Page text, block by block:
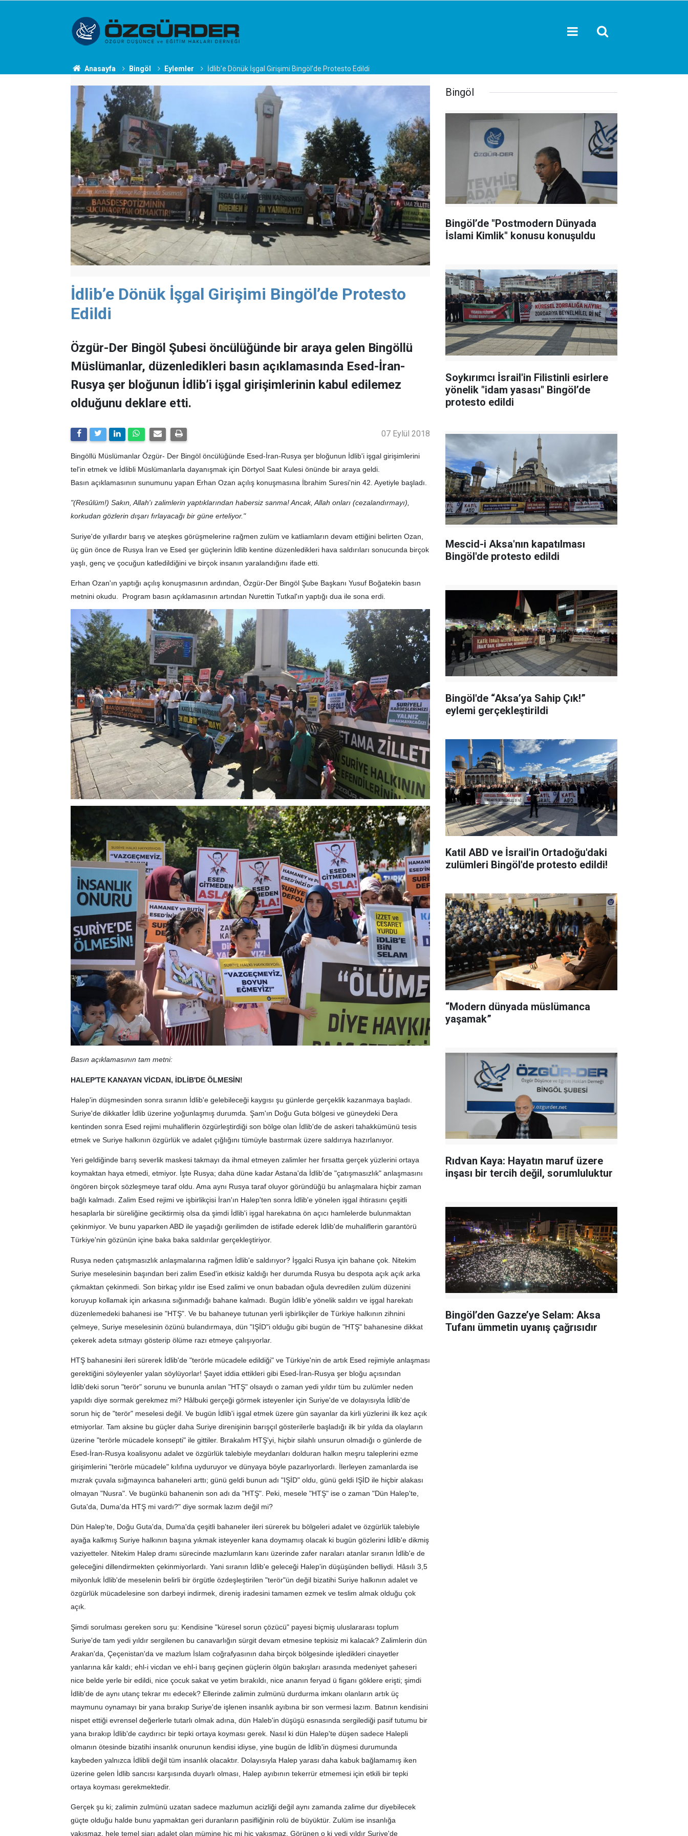
Anasayfa Bingöl Eylemler İdlib’e Dönük İşgal Girişimi Bingöl’de Protesto Edildi
İdlib’e Dönük İşgal Girişimi Bingöl’de Protesto
Edildi
Özgür-Der Bingöl Şubesi öncülüğünde bir araya gelen Bingöllü
Müslümanlar, düzenledikleri basın açıklamasında Esed-İran-
Rusya şer bloğunun İdlib’i işgal girişimlerinin kabul edilemez
olduğunu deklare etti.
07 Eylül 2018
Bingöllü Müslümanlar Özgür- Der Bingöl öncülüğünde Esed-İran-Rusya şer bloğunun İdlib'i işgal girişimlerini
tel'in etmek ve İdlibli Müslümanlarla dayanışmak için Dörtyol Saat Kulesi önünde bir araya geldi.
Basın açıklamasının sunumunu yapan Erhan Ozan açılış konuşmasına İbrahim Suresi'nin 42. Ayetiyle başladı.
"(Resûlüm!) Sakın, Allah'ı zalimlerin yaptıklarından habersiz sanma! Ancak, Allah onları (cezalandırmayı),
korkudan gözlerin dışarı fırlayacağı bir güne erteliyor."
Suriye'de yıllardır barış ve ateşkes görüşmelerine rağmen zulüm ve katliamların devam ettiğini belirten Ozan,
üç gün önce de Rusya İran ve Esed şer güçlerinin İdlib kentine düzenledikleri hava saldırıları sonucunda birçok
yaşlı, genç ve çocuğun katledildiğini ve birçok insanın yaralandığını ifade etti.
Erhan Ozan'ın yaptığı açılış konuşmasının ardından, Özgür-Der Bingöl Şube Başkanı Yusuf Boğatekin basın
metnini okudu. Program basın açıklamasının artından Nurettin Tutkal'ın yaptığı dua ile sona erdi.
Basın açıklamasının tam metni:
HALEP'TE KANAYAN VİCDAN, İDLİB'DE ÖLMESİN!
Halep'in düşmesinden sonra sıranın İdlib'e gelebileceği kaygısı şu günlerde gerçeklik kazanmaya başladı.
Suriye'de dikkatler İdlib üzerine yoğunlaşmış durumda. Şam'ın Doğu Guta bölgesi ve güneydeki Dera
kentinden sonra Esed rejimi muhaliflerin özgürleştirdiği son bölge olan İdlib'de de askeri tahakkümünü tesis
etmek ve Suriye halkının özgürlük ve adalet çığlığını tümüyle bastırmak üzere saldırıya hazırlanıyor.
Yeri geldiğinde barış severlik maskesi takmayı da ihmal etmeyen zalimler her fırsatta gerçek yüzlerini ortaya
koymaktan haya etmedi, etmiyor. İşte Rusya; daha düne kadar Astana'da İdlib'de "çatışmasızlık" anlaşmasını
öngören birçok sözleşmeye taraf oldu. Ama aynı Rusya taraf oluyor göründüğü bu anlaşmalara hiçbir zaman
bağlı kalmadı. Zalim Esed rejimi ve işbirlikçisi İran'ın Halep'ten sonra İdlib'e yönelen işgal ihtirasını çeşitli
hesaplarla bir süreliğine geciktirmiş olsa da şimdi İdlib'i işgal harekatına ön açıcı hamlelerde bulunmaktan
çekinmiyor. Ve bunu yaparken ABD ile yaşadığı gerilimden de istifade ederek İdlib'de muhaliflerin garantörü
Türkiye'nin gözünün içine baka baka saldırılar gerçekleştiriyor.
Rusya neden çatışmasızlık anlaşmalarına rağmen İdlib'e saldırıyor? İşgalci Rusya için bahane çok. Nitekim
Suriye meselesinin başından beri zalim Esed'in etkisiz kaldığı her durumda Rusya bu despota açık açık arka
çıkmaktan çekinmedi. Son birkaç yıldır ise Esed zalimi ve onun babadan oğula devredilen zulüm düzenini
koruyup kollamak için arkasına sığınmadığı bahane kalmadı. Bugün İdlib'e yönelik saldırı ve işgal harekatı
düzenlemedeki bahanesi ise "HTŞ". Ve bu bahaneye tutunan yerli işbirlikçiler de Türkiye halkının zihnini
çelmeye, Suriye meselesinin özünü bulandırmaya, dün "IŞİD"i olduğu gibi bugün de "HTŞ" bahanesine dikkat
çekerek adeta sıtmayı gösterip ölüme razı etmeye çalışıyorlar.
HTŞ bahanesini ileri sürerek İdlib'de "terörle mücadele edildiği" ve Türkiye'nin de artık Esed rejimiyle anlaşması
gerektiğini söyleyenler yalan söylüyorlar! Şayet iddia ettikleri gibi Esed-İran-Rusya şer bloğu açısından
İdlib'deki sorun "terör" sorunu ve bununla anılan "HTŞ" olsaydı o zaman yedi yıldır tüm bu zulümler neden
yapıldı diye sormak gerekmez mi? Hâlbuki gerçeği görmek isteyenler için Suriye'de ve dolayısıyla İdlib'de
sorun hiç de "terör" meselesi değil. Ve bugün İdlib'i işgal etmek üzere gün sayanlar da kirli yüzlerini ilk kez açık
etmiyorlar. Tam aksine bu güçler daha Suriye direnişinin barışçıl gösterilerle başladığı ilk bir yılda da olayların
üzerine "terörle mücadele konsepti" ile gittiler. Bırakalım HTŞ'yi, hiçbir silahlı unsurun olmadığı o günlerde de
Esed-İran-Rusya koalisyonu adalet ve özgürlük talebiyle meydanları dolduran halkın meşru taleplerini ezme
girişimlerini "terörle mücadele" kılıfına uyduruyor ve dünyaya böyle pazarlıyorlardı. İlerleyen zamanlarda ise
mızrak çuvala sığmayınca bahaneleri arttı; günü geldi bunun adı "IŞİD" oldu, günü geldi IŞİD ile hiçbir alakası
olmayan "Nusra". Ve bugünkü bahanenin son adı da "HTŞ". Peki, mesele "HTŞ" ise o zaman "Dün Halep'te,
Guta'da, Duma'da HTŞ mi vardı?" diye sormak lazım değil mi?
Dün Halep'te, Doğu Guta'da, Duma'da çeşitli bahaneler ileri sürerek bu bölgeleri adalet ve özgürlük talebiyle
ayağa kalkmış Suriye halkının başına yıkmak isteyenler kana doymamış olacak ki bugün gözlerini İdlib'e dikmiş
vaziyetteler. Nitekim Halep dramı sürecinde mazlumların kanı üzerinde zafer naraları atanlar sıranın İdlib'e de
geleceğini dillendirmekten çekinmiyorlardı. Yani sıranın İdlib'e geleceği Halep'in düşüşünden belliydi. Hâsılı 3,5
milyonluk İdlib'de meselenin belirli bir örgütle özdeşleştirilen "terör"ün değil bizatihi Suriye halkının adalet ve
özgürlük mücadelesine son darbeyi indirmek, direniş iradesini tamamen ezmek ve teslim almak olduğu çok
açık.
Şimdi sorulması gereken soru şu: Kendisine "küresel sorun çözücü" payesi biçmiş uluslararası toplum
Suriye'de tam yedi yıldır sergilenen bu canavarlığın sürgit devam etmesine tepkisiz mi kalacak? Zalimlerin dün
Arakan'da, Çeçenistan'da ve mazlum İslam coğrafyasının daha birçok bölgesinde işledikleri cinayetler
yanlarına kâr kaldı; ehl-i vicdan ve ehl-i barış geçinen güçlerin ölgün bakışları arasında medeniyet şaheseri
nice belde yerle bir edildi, nice çocuk sakat ve yetim bırakıldı, nice ananın feryad ü figanı göklere erişti; şimdi
İdlib'de de aynı utanç tekrar mı edecek? Ellerinde zalimin zulmünü durdurma imkanı olanların artık üç
maymunu oynamayı bir yana bırakıp Suriye'de işlenen insanlık ayıbına bir son vermesi lazım. Batının kendisini
nispet ettiği evrensel değerlerle tutarlı olmak adına, dün Haleb'in düşüşü esnasında sergilediği pasif tutumu bir
yana bırakıp İdlib'de caydırıcı bir tepki ortaya koyması gerek. Nasıl ki dün Halep'te düşen sadece Halepli
olmanın ötesinde bizatihi insanlık onurunun kendisi idiyse, yine bugün de İdlib'in düşmesi durumunda
kaybeden yalnızca İdlibli değil tüm insanlık olacaktır. Dolayısıyla Halep yarası daha kabuk bağlamamış iken
üzerine gelen İdlib sancısı karşısında duyarlı olması, Halep ayıbının tekerrür etmemesi için etkili bir tepki
ortaya koyması gerekmektedir.
Gerçek şu ki; zalimin zulmünü uzatan sadece mazlumun acizliği değil aynı zamanda zalime dur diyebilecek
güçte olduğu halde bunu yapmaktan geri duranların pasifliğinin rolü de büyüktür. Zulüm ise insanlığa
yakışmaz, hele temel şiarı adalet olan mümine hiç mi hiç yakışmaz. Görünen o ki yedi yıldır Suriye'de
Bingöl
Bingöl’de "Postmodern Dünyada
İslami Kimlik" konusu konuşuldu
Soykırımcı İsrail'in Filistinli esirlere
yönelik "idam yasası" Bingöl’de
protesto edildi
Mescid-i Aksa'nın kapatılması
Bingöl'de protesto edildi
Bingöl'de “Aksa’ya Sahip Çık!”
eylemi gerçekleştirildi
Katil ABD ve İsrail'in Ortadoğu'daki
zulümleri Bingöl'de protesto edildi!
“Modern dünyada müslümanca
yaşamak”
Rıdvan Kaya: Hayatın maruf üzere
inşası bir tercih değil, sorumluluktur
Bingöl’den Gazze’ye Selam: Aksa
Tufanı ümmetin uyanış çağrısıdır